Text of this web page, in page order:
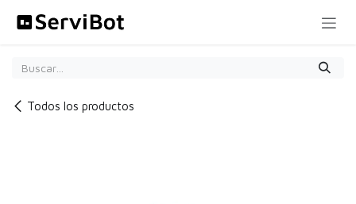
Todos los productos